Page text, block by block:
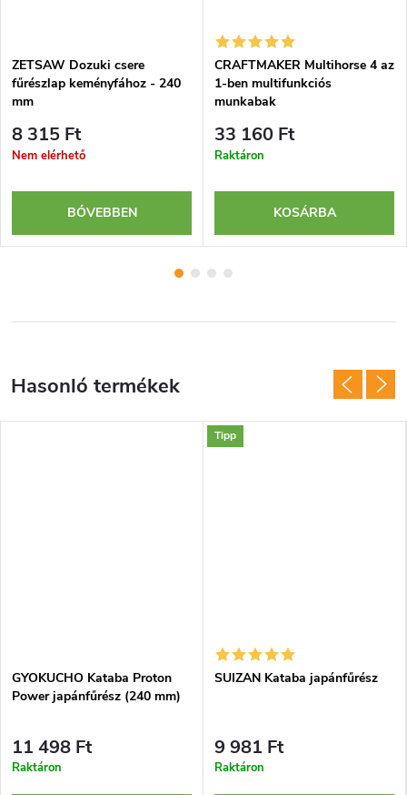
ZETSAW Dozuki csere
fűrészlap keményfához - 240
mm
8 315 Ft
Nem elérhető
BŐVEBBEN
CRAFTMAKER Multihorse 4 az
1-ben multifunkciós
munkabak
33 160 Ft
Raktáron
KOSÁRBA
GYOKUCHO Kataba Proton
Power japánfűrész (240 mm)
11 498 Ft
Raktáron
Tipp
SUIZAN Kataba japánfűrész
9 981 Ft
Raktáron